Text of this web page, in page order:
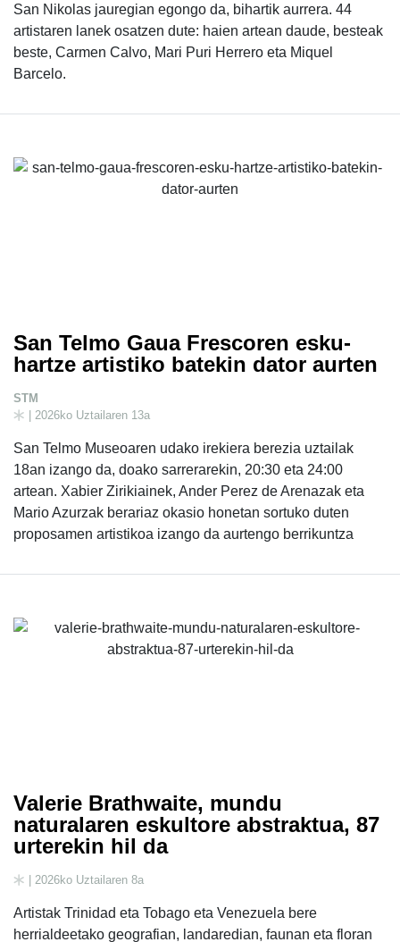
San Nikolas jauregian egongo da, bihartik aurrera. 44
artistaren lanek osatzen dute: haien artean daude, besteak
beste, Carmen Calvo, Mari Puri Herrero eta Miquel
Barcelo.
San Telmo Gaua Frescoren esku-
hartze artistiko batekin dator aurten
STM
| 2026ko Uztailaren 13a
San Telmo Museoaren udako irekiera berezia uztailak
18an izango da, doako sarrerarekin, 20:30 eta 24:00
artean. Xabier Zirikiainek, Ander Perez de Arenazak eta
Mario Azurzak berariaz okasio honetan sortuko duten
proposamen artistikoa izango da aurtengo berrikuntza
Valerie Brathwaite, mundu
naturalaren eskultore abstraktua, 87
urterekin hil da
| 2026ko Uztailaren 8a
Artistak Trinidad eta Tobago eta Venezuela bere
herrialdeetako geografian, landaredian, faunan eta floran